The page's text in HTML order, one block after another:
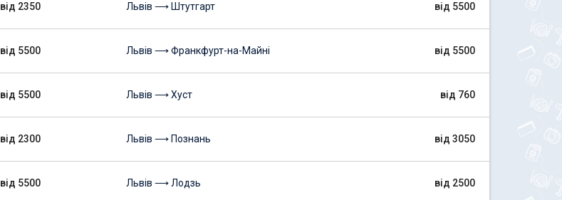
від 2350
від 5500
від 5500
від 2300
від 5500
Львів ⟶ Штутгарт від 5500
Львів ⟶ Франкфурт-на-Майні від 5500
Львів ⟶ Хуст від 760
Львів ⟶ Познань від 3050
Львів ⟶ Лодзь від 2500